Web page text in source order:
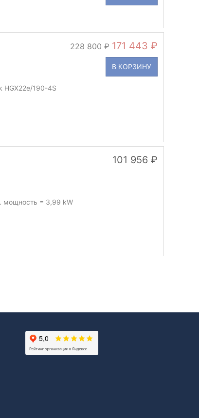
HGX22e/190-4S
228 800 171 443
В КОРЗИНУ
мощность = 3,99 kW
101 956